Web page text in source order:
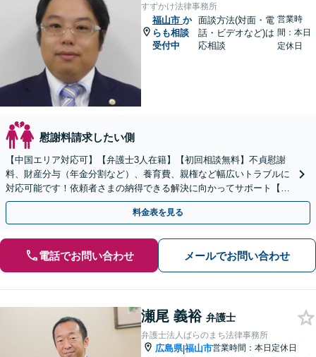
すずかけ法律事務所
福山市 か
らも相談
受付中
面談方法(対面・電
話・ビデオなど)は
応相談
営業時
間：本日
定休日
慰謝料請求したい側
【中国エリア対応可】【弁護士3人在籍】【初回相談無料】不貞慰謝
料、財産分与（年金分割など）、養育費、親権など幅広いトラブルに
対応可能です！依頼者さまの納得できる解決に向かってサポート【土
日祝／夜間対応可】【当日／電話相談可】
料金表を見る
電話でお問い合わせ メールでお問い合わせ
瀬尾 義裕 弁護士
弁護士法人ばらのまち法律事務所
広島県|福山市営業時間：本日定休日